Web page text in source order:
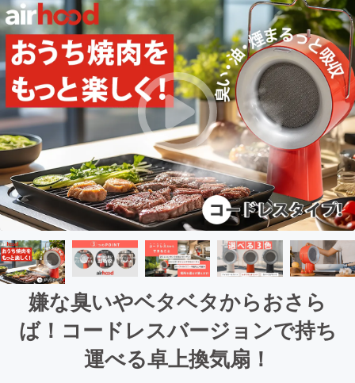
嫌な臭いやベタベタからおさら
ば！コードレスバージョンで持ち
運べる卓上換気扇！